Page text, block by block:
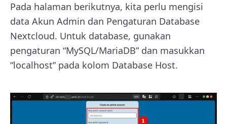
Pada halaman berikutnya, kita perlu mengisi
data Akun Admin dan Pengaturan Database
Nextcloud. Untuk database, gunakan
pengaturan “MySQL/MariaDB” dan masukkan
“localhost” pada kolom Database Host.